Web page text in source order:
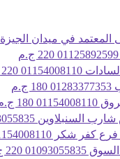
في ميدان الجيزة 01112124913
220 ج.م
220 ج.م
180 ج.م
180 ج.م
01093055835
01154008110
220 ج.م